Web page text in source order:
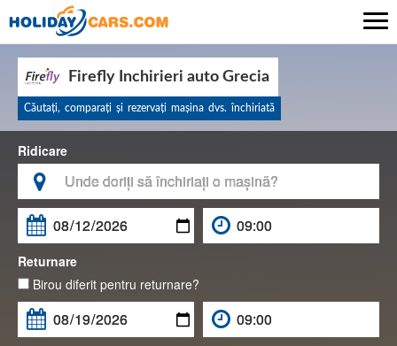
Firefly Inchirieri auto Grecia
Căutaţi, comparaţi şi rezervaţi maşina dvs. închiriată
Ridicare


Returnare
Birou diferit pentru returnare?